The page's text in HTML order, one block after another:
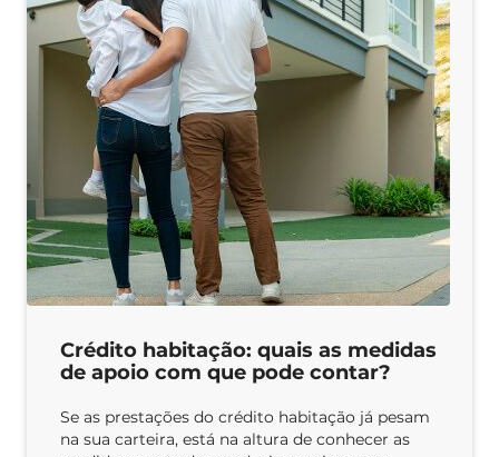
Crédito habitação: quais as medidas
de apoio com que pode contar?
Se as prestações do crédito habitação já pesam
na sua carteira, está na altura de conhecer as